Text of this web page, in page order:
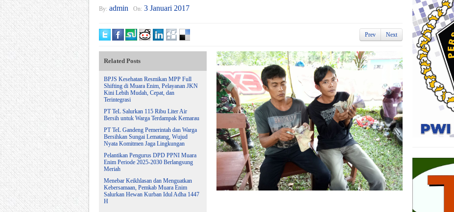
By: admin On: 3 Januari 2017
Prev Next
Related Posts
BPJS Kesehatan Resmikan MPP Full
Shifting di Muara Enim, Pelayanan JKN
Kini Lebih Mudah, Cepat, dan
Terintegrasi
PT TeL Salurkan 115 Ribu Liter Air
Bersih untuk Warga Terdampak Kemarau
PT TeL Gandeng Pemerintah dan Warga
Bersihkan Sungai Lematang, Wujud
Nyata Komitmen Jaga Lingkungan
Pelantikan Pengurus DPD PPNI Muara
Enim Periode 2025-2030 Berlangsung
Meriah
Menebar Keikhlasan dan Menguatkan
Kebersamaan, Pemkab Muara Enim
Salurkan Hewan Kurban Idul Adha 1447
H